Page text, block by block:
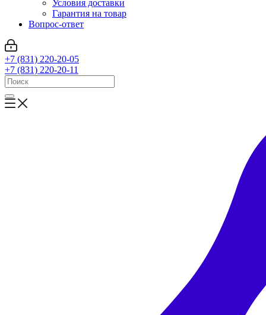
Условия доставки
Гарантия на товар
Вопрос-ответ
+7 (831) 220-20-05
+7 (831) 220-20-11